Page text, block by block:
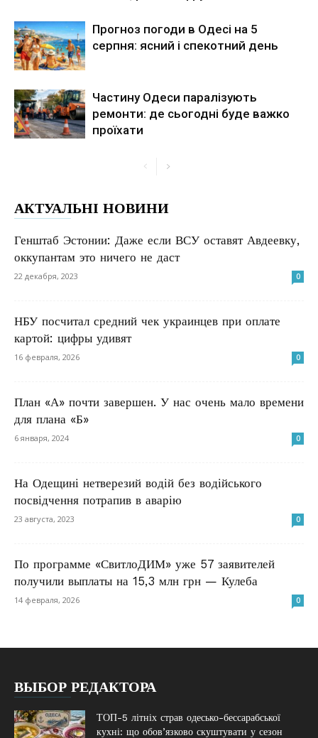
Прогноз погоди в Одесі на 5
серпня: ясний і спекотний день
Частину Одеси паралізують
ремонти: де сьогодні буде важко
проїхати
АКТУАЛЬНІ НОВИНИ
Генштаб Эстонии: Даже если ВСУ оставят Авдеевку,
оккупантам это ничего не даст
22 декабря, 2023 0
НБУ посчитал средний чек украинцев при оплате
картой: цифры удивят
16 февраля, 2026 0
План «А» почти завершен. У нас очень мало времени
для плана «Б»
6 января, 2024 0
На Одещині нетверезий водій без водійського
посвідчення потрапив в аварію
23 августа, 2023 0
По программе «СвитлоДИМ» уже 57 заявителей
получили выплаты на 15,3 млн грн — Кулеба
14 февраля, 2026 0
ВЫБОР РЕДАКТОРА
ТОП-5 літніх страв одесько-бессарабської
кухні: що обов’язково скуштувати у сезон